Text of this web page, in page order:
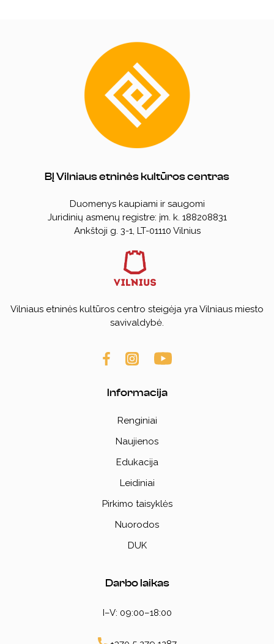
BĮ Vilniaus etninės kultūros centras
Duomenys kaupiami ir saugomi
Juridinių asmenų registre: įm. k. 188208831
Ankštoji g. 3-1, LT-01110 Vilnius
Vilniaus etninės kultūros centro steigėja yra Vilniaus miesto
savivaldybė.
Informacija
Renginiai
Naujienos
Edukacija
Leidiniai
Pirkimo taisyklės
Nuorodos
DUK
Darbo laikas
I–V: 09:00–18:00